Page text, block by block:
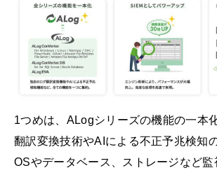
1つめは、ALogシリーズの機能の一本
翻訳変換技術やAIによる不正予兆検知
OSやデータベース、ストレージなど監